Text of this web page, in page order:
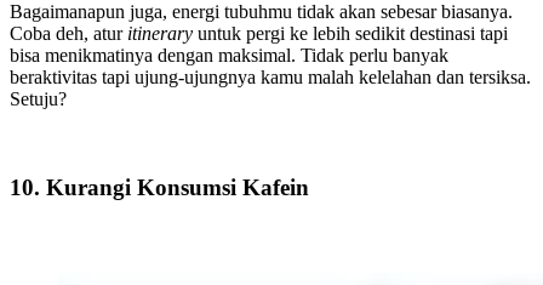
Bagaimanapun juga, energi tubuhmu tidak akan sebesar biasanya.
Coba deh, atur itinerary untuk pergi ke lebih sedikit destinasi tapi
bisa menikmatinya dengan maksimal. Tidak perlu banyak
beraktivitas tapi ujung-ujungnya kamu malah kelelahan dan tersiksa.
Setuju?
10. Kurangi Konsumsi Kafein